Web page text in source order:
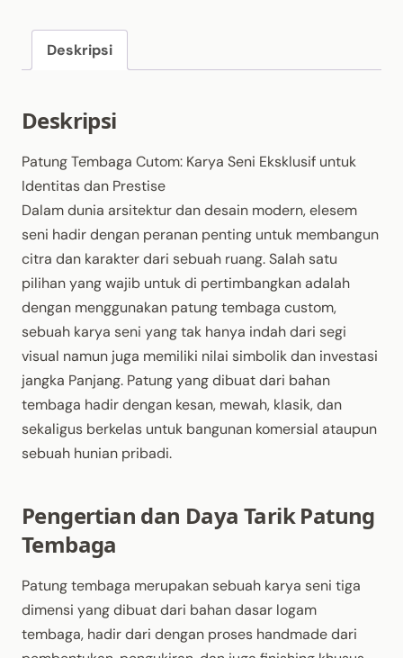
Deskripsi
Deskripsi
Patung Tembaga Cutom: Karya Seni Eksklusif untuk
Identitas dan Prestise
Dalam dunia arsitektur dan desain modern, elesem
seni hadir dengan peranan penting untuk membangun
citra dan karakter dari sebuah ruang. Salah satu
pilihan yang wajib untuk di pertimbangkan adalah
dengan menggunakan patung tembaga custom,
sebuah karya seni yang tak hanya indah dari segi
visual namun juga memiliki nilai simbolik dan investasi
jangka Panjang. Patung yang dibuat dari bahan
tembaga hadir dengan kesan, mewah, klasik, dan
sekaligus berkelas untuk bangunan komersial ataupun
sebuah hunian pribadi.
Pengertian dan Daya Tarik Patung
Tembaga
Patung tembaga merupakan sebuah karya seni tiga
dimensi yang dibuat dari bahan dasar logam
tembaga, hadir dari dengan proses handmade dari